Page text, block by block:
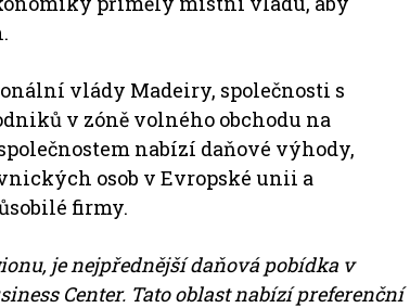
vlády Madeiry, společnosti s
v zóně volného obchodu na
nabízí daňové výhody,
osob v Evropské unii a
firmy.
je nejpřednější daňová pobídka v
Center. Tato oblast nabízí preferenční